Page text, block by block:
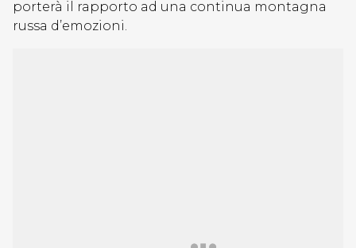
porterà il rapporto ad una continua montagna
russa d’emozioni.